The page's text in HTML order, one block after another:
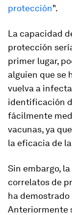
protección".
La capacidad
protección
primer lugar,
alguien que se
vuelva a
identificación
fácilmente
vacunas, ya
la eficacia de
Sin embargo,
correlatos de
ha
Anteriormente